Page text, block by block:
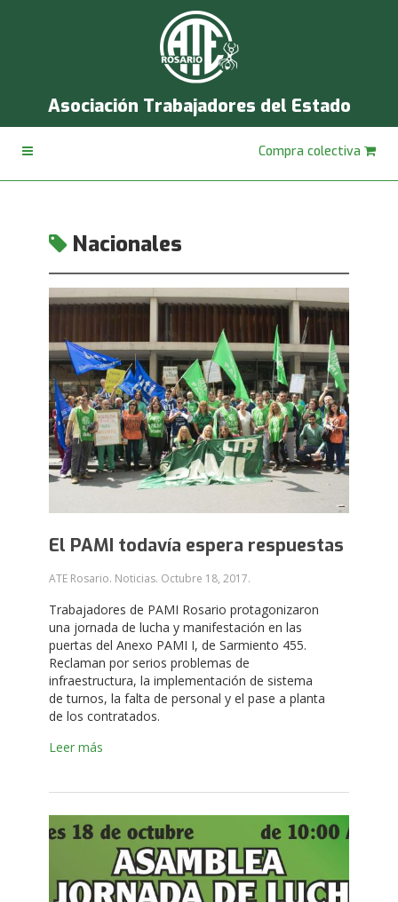
Asociación Trabajadores del Estado
Compra colectiva
Nacionales
El PAMI todavía espera respuestas
ATE Rosario. Noticias. Octubre 18, 2017.
Trabajadores de PAMI Rosario protagonizaron
una jornada de lucha y manifestación en las
puertas del Anexo PAMI I, de Sarmiento 455.
Reclaman por serios problemas de
infraestructura, la implementación de sistema
de turnos, la falta de personal y el pase a planta
de los contratados.
Leer más